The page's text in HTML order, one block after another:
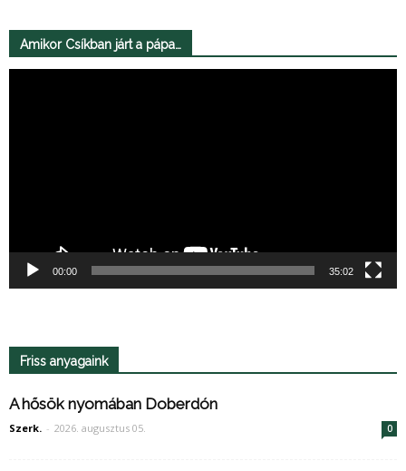
Amikor Csíkban járt a pápa…
00:00 35:02
Friss anyagaink
A hősök nyomában Doberdón
Szerk. - 2026. augusztus 05. 0